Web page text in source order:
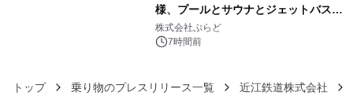
様、プールとサウナとジェットバス付
きで Villa Mon Temps AWAJIの連泊
素泊りプラン
株式会社ぷらど
7時間前
トップ 乗り物のプレスリリース一覧 近江鉄道株式会社